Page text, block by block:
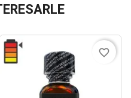
favorite_border